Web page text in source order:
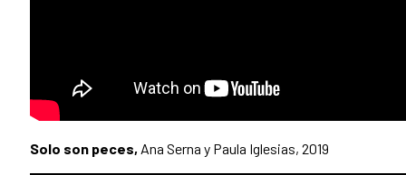
Solo son peces, Ana Serna y Paula Iglesias, 2019